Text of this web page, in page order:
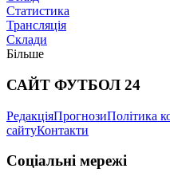
Новини
Статистика
Трансляція
Склади
Більше
САЙТ ФУТБОЛ 24
РедакціяПрогнозиПолітика
сайтуКонтакти
Соціальні мережі